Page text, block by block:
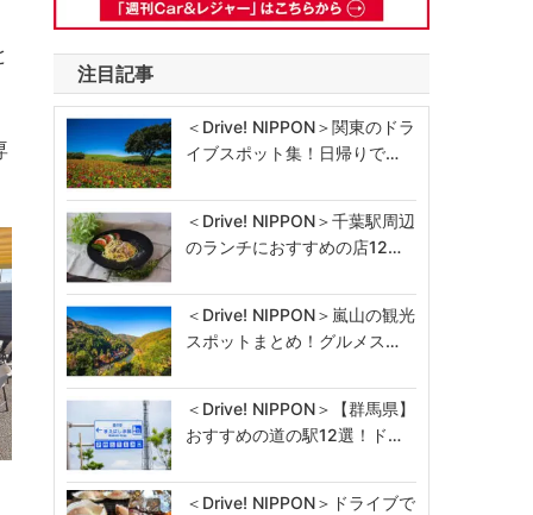
注目記事
＜Drive! NIPPON＞関東のドラ
イブスポット集！日帰りで…
＜Drive! NIPPON＞千葉駅周辺
のランチにおすすめの店12…
＜Drive! NIPPON＞嵐山の観光
スポットまとめ！グルメス…
＜Drive! NIPPON＞【群馬県】
おすすめの道の駅12選！ド…
＜Drive! NIPPON＞ドライブで